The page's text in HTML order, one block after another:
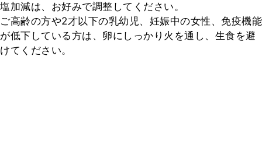
塩加減は、お好みで調整してください。
ご高齢の方や2才以下の乳幼児、妊娠中の女性、免疫機能
が低下している方は、卵にしっかり火を通し、生食を避
けてください。